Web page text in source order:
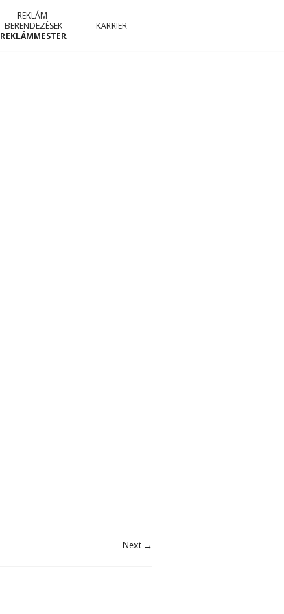
REKLÁM-
BERENDEZÉSEK
REKLÁMMESTER
KARRIER
Next →